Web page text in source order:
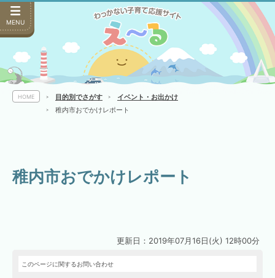
MENU
HOME 目的別でさがす
イベント・お出かけ
稚内市おでかけレポート
稚内市おでかけレポート
更新日：2019年07月16日(火) 12時00分
このページに関するお問い合わせ